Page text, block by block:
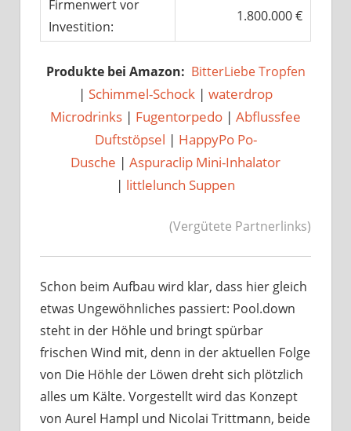
Firmenwert vor
Investition:
1.800.000 €
Produkte bei Amazon: BitterLiebe Tropfen
| Schimmel-Schock | waterdrop
Microdrinks | Fugentorpedo | Abflussfee
Duftstöpsel | HappyPo Po-
Dusche | Aspuraclip Mini-Inhalator
| littlelunch Suppen
(Vergütete Partnerlinks)
Schon beim Aufbau wird klar, dass hier gleich
etwas Ungewöhnliches passiert: Pool.down
steht in der Höhle und bringt spürbar
frischen Wind mit, denn in der aktuellen Folge
von Die Höhle der Löwen dreht sich plötzlich
alles um Kälte. Vorgestellt wird das Konzept
von Aurel Hampl und Nicolai Trittmann, beide